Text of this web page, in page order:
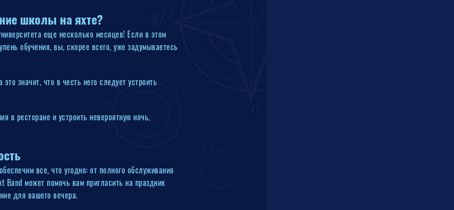
школы на яхте?
еще несколько месяцев! Если в этом
обучения, вы, скорее всего, уже задумываетесь
значит, что в честь него следует устроить
в ресторане и устроить невероятную ночь,
все, что угодно: от полного обслуживания
может помочь вам пригласить на праздник
для вашего вечера.